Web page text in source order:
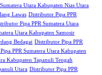
Utara Kabupaten Nias Utara
Lawas Distributor Pipa PPR
Pipa PPR Sumatera Utara
Utara Kabupaten Samosir
Bedagai Distributor Pipa PPR
PPR Sumatera Utara Kabupaten
Kabupaten Tapanuli Tengah
Utara Distributor Pipa PPR